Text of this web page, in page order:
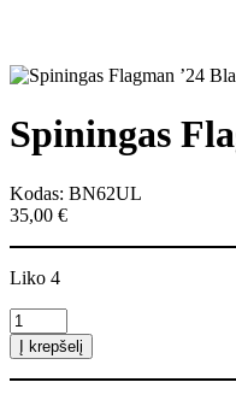
Spiningas
Kodas: BN62UL
35,00 €
Liko 4
produkto
kiekis:
Spiningas
Flagman
Į krepšelį